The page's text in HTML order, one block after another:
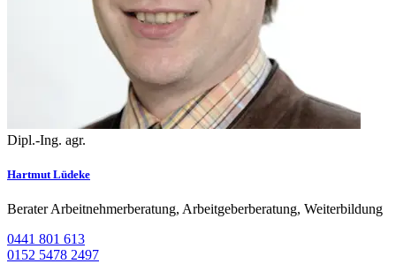
Dipl.-Ing. agr.
Hartmut Lüdeke
Berater Arbeitnehmerberatung, Arbeitgeberberatung, Weiterbildung
0441 801 613
0152 5478 2497